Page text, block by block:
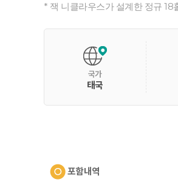
* 잭 니클라우스가 설계한 정규
국가
태국
포함내역